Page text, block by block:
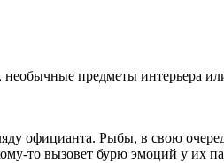
предметы интерьера
официанта. Рыбы, в свою
то вызовет бурю эмоций у их